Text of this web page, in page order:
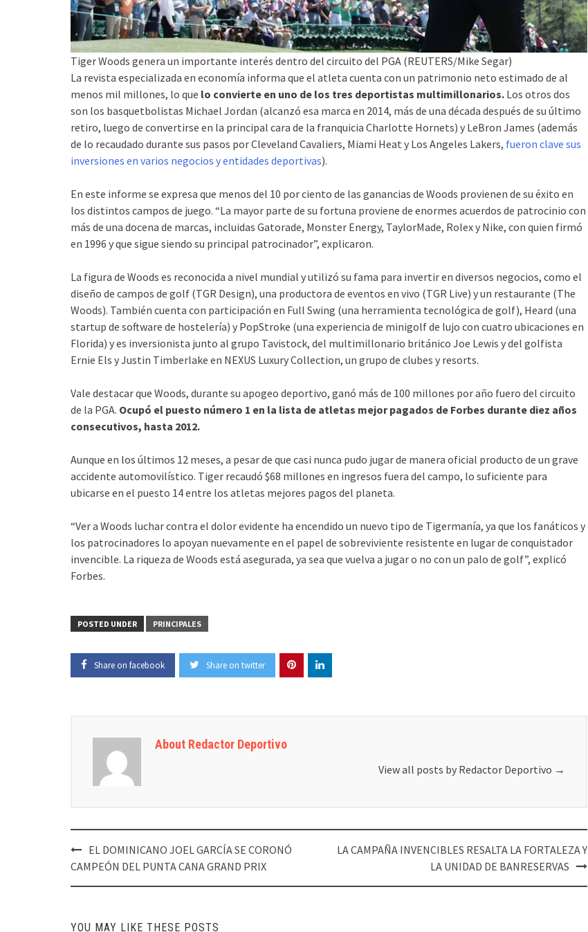
Tiger Woods genera un importante interés dentro del circuito del PGA (REUTERS/Mike Segar)
La revista especializada en economía informa que el atleta cuenta con un patrimonio neto estimado de al
menos mil millones, lo que lo convierte en uno de los tres deportistas multimillonarios. Los otros dos
son los basquetbolistas Michael Jordan (alcanzó esa marca en 2014, más de una década después de su último
retiro, luego de convertirse en la principal cara de la franquicia Charlotte Hornets) y LeBron James (además
de lo recaudado durante sus pasos por Cleveland Cavaliers, Miami Heat y Los Angeles Lakers, fueron clave sus
inversiones en varios negocios y entidades deportivas).
En este informe se expresa que menos del 10 por ciento de las ganancias de Woods provienen de su éxito en
los distintos campos de juego. “La mayor parte de su fortuna proviene de enormes acuerdos de patrocinio con
más de una docena de marcas, incluidas Gatorade, Monster Energy, TaylorMade, Rolex y Nike, con quien firmó
en 1996 y que sigue siendo su principal patrocinador”, explicaron.
La figura de Woods es reconocida a nivel mundial y utilizó su fama para invertir en diversos negocios, como el
diseño de campos de golf (TGR Design), una productora de eventos en vivo (TGR Live) y un restaurante (The
Woods). También cuenta con participación en Full Swing (una herramienta tecnológica de golf), Heard (una
startup de software de hostelería) y PopStroke (una experiencia de minigolf de lujo con cuatro ubicaciones en
Florida) y es inversionista junto al grupo Tavistock, del multimillonario británico Joe Lewis y del golfista
Ernie Els y Justin Timberlake en NEXUS Luxury Collection, un grupo de clubes y resorts.
Vale destacar que Woods, durante su apogeo deportivo, ganó más de 100 millones por año fuero del circuito
de la PGA. Ocupó el puesto número 1 en la lista de atletas mejor pagados de Forbes durante diez años
consecutivos, hasta 2012.
Aunque en los últimos 12 meses, a pesar de que casi nunca pudo jugar de manera oficial producto de un grave
accidente automovilístico. Tiger recaudó $68 millones en ingresos fuera del campo, lo suficiente para
ubicarse en el puesto 14 entre los atletas mejores pagos del planeta.
“Ver a Woods luchar contra el dolor evidente ha encendido un nuevo tipo de Tigermanía, ya que los fanáticos y
los patrocinadores lo apoyan nuevamente en el papel de sobreviviente resistente en lugar de conquistador
invencible. La riqueza de Woods está asegurada, ya sea que vuelva a jugar o no con un palo de golf”, explicó
Forbes.
POSTED UNDER PRINCIPALES
Share on facebook Share on twitter
About Redactor Deportivo
View all posts by Redactor Deportivo →
Post
navigation
EL DOMINICANO JOEL GARCÍA SE CORONÓ
CAMPEÓN DEL PUNTA CANA GRAND PRIX
LA CAMPAÑA INVENCIBLES RESALTA LA FORTALEZA Y
LA UNIDAD DE BANRESERVAS
YOU MAY LIKE THESE POSTS